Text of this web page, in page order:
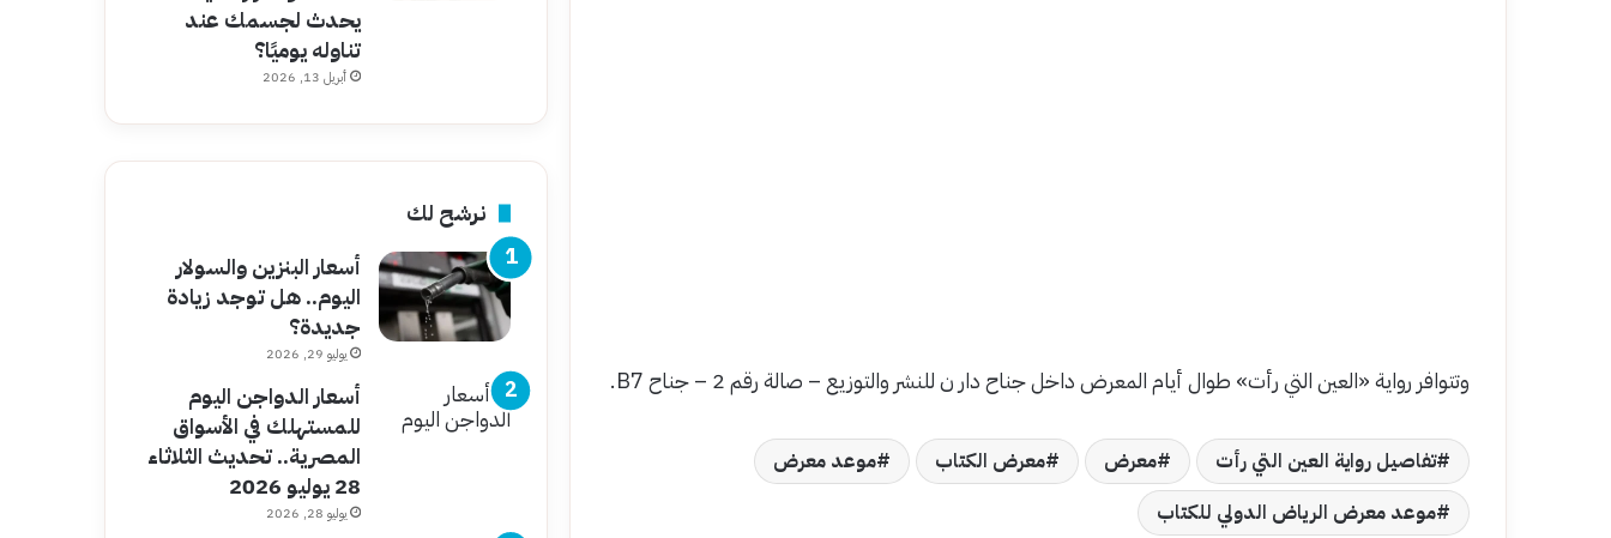
وتتوافر رواية «العين التي رأت» طوال أيام المعرض داخل جناح دار ن للنشر والتوزيع – صالة رقم 2 – جناح B7.
تفاصيل رواية العين التي رأت معرض معرض الكتاب
موعد معرض
موعد معرض الرياض الدولي للكتاب
يحدث لجسمك عند
تناوله يوميًا؟
أبريل 13, 2026
نرشح لك
أسعار البنزين والسولار
اليوم.. هل توجد زيادة
جديدة؟
يوليو 29, 2026
أسعار الدواجن اليوم
للمستهلك في الأسواق
المصرية.. تحديث الثلاثاء
28 يوليو 2026
يوليو 28, 2026